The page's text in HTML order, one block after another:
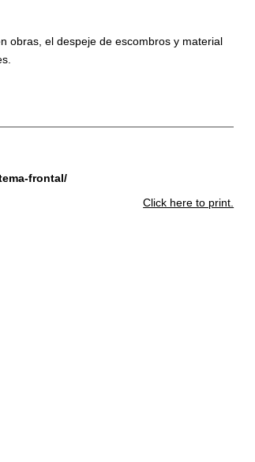
obras, el despeje de escombros y material
frontal/
Click here to print.